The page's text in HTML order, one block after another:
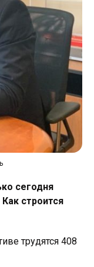
сегодня
строится
трудятся 408